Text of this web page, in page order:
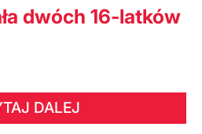
dwóch 16-latków
DALEJ